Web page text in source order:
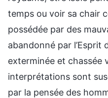
temps ou voir sa chair
possédée par des
abandonné par l’Esprit
exterminée et chassée
interprétations sont
par la pensée des